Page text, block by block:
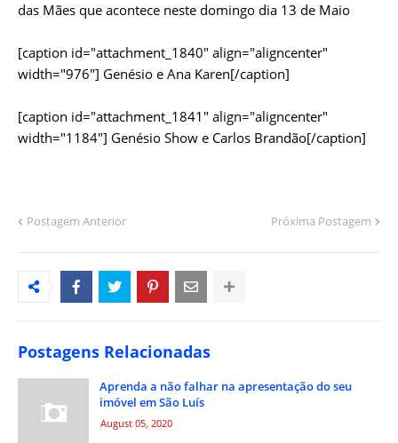
das Mães que acontece neste domingo dia 13 de Maio
[caption id="attachment_1840" align="aligncenter"
width="976"] Genésio e Ana Karen[/caption]
[caption id="attachment_1841" align="aligncenter"
width="1184"] Genésio Show e Carlos Brandão[/caption]
Postagem Anterior Próxima Postagem
Postagens Relacionadas
Aprenda a não falhar na apresentação do seu
imóvel em São Luís
August 05, 2020